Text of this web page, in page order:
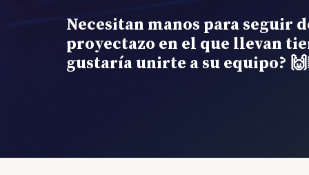
Necesitan manos para seguir
proyectazo en el que llevan
gustaría unirte a su equipo?